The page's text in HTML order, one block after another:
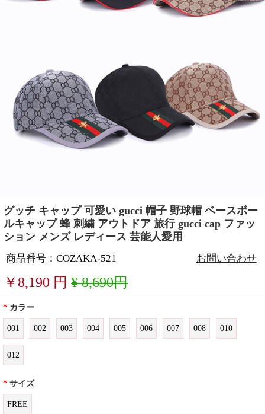
グッチ キャップ 可愛い gucci 帽子 野球帽 ベースボー
ルキャップ 蜂 刺繍 アウトドア 旅行 gucci cap ファッ
ション メンズ レディース 芸能人愛用
商品番号：COZAKA-521 お問い合わせ
￥ 8,190 円 ¥ 8,690円
* カラー
001 002 003 004 005 006 007 008 010
012
* サイズ
FREE